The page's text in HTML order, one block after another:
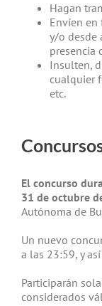
Hagan
Envíen en
y/o desde
presencia
Insulten,
cualquier
etc.
El concurso
31 de octubre
Autónoma de
Un nuevo
a las 23:59, y
Participarán
considerados